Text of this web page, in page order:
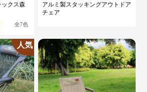
ックス森
全7色
アルミ製スタッキングアウトドア
チェア
人気